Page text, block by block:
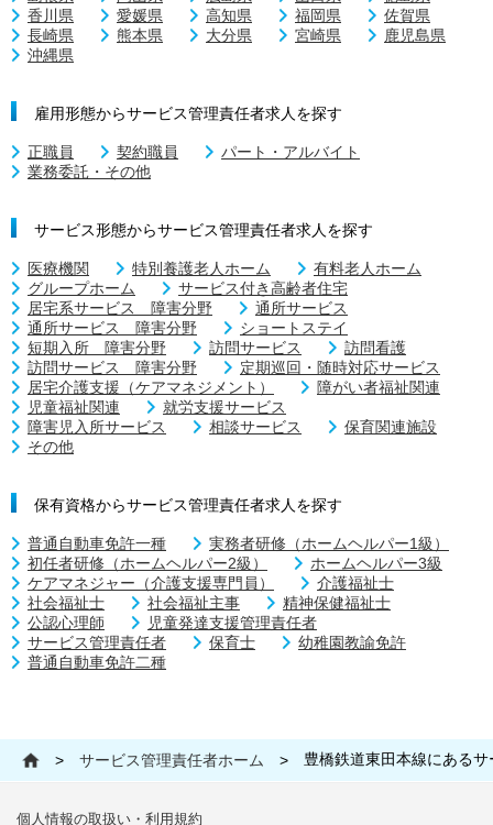
香川県
愛媛県 高知県 福岡県
佐賀県
長崎県
熊本県 大分県 宮崎県
鹿児島県
沖縄県
雇用形態からサービス管理責任者求人を探す
正職員 契約職員
パート・アルバイト
業務委託・その他
サービス形態からサービス管理責任者求人を探す
医療機関 特別養護老人ホーム
有料老人ホーム
グループホーム
サービス付き高齢者住宅
居宅系サービス 障害分野
通所サービス
通所サービス 障害分野
ショートステイ
短期入所 障害分野
訪問サービス
訪問看護
訪問サービス 障害分野
定期巡回・随時対応サービス
居宅介護支援（ケアマネジメント）
障がい者福祉関連
児童福祉関連
就労支援サービス
障害児入所サービス
相談サービス
保育関連施設
その他
保有資格からサービス管理責任者求人を探す
普通自動車免許一種
実務者研修（ホームヘルパー1級）
初任者研修（ホームヘルパー2級）
ホームヘルパー3級
ケアマネジャー（介護支援専門員）
介護福祉士
社会福祉士
社会福祉主事
精神保健福祉士
公認心理師
児童発達支援管理責任者
サービス管理責任者
保育士
幼稚園教諭免許
普通自動車免許二種
> サービス管理責任者ホーム > 豊橋鉄道東田本線にある
個人情報の取扱い・利用規約